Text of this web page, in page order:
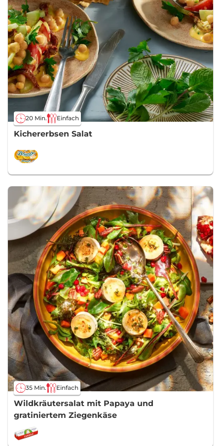
20 Min. Einfach
Kichererbsen Salat
35 Min. Einfach
Wildkräutersalat mit Papaya und
gratiniertem Ziegenkäse